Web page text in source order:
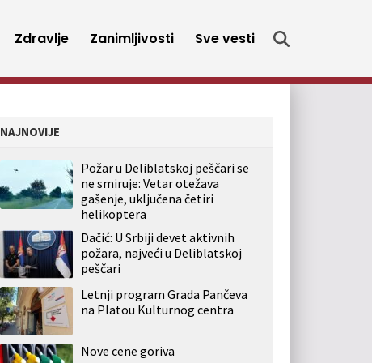
Zdravlje Zanimljivosti Sve vesti
NAJNOVIJE
Požar u Deliblatskoj peščari se
ne smiruje: Vetar otežava
gašenje, uključena četiri
helikoptera
Dačić: U Srbiji devet aktivnih
požara, najveći u Deliblatskoj
peščari
Letnji program Grada Pančeva
na Platou Kulturnog centra
Nove cene goriva